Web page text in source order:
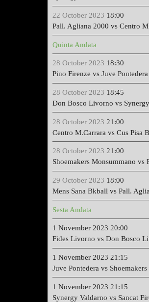
22 October 2023 18:00
Pall. Agliana 2000 vs Centro
Quinta Andata
28 October 2023 18:30
Pino Firenze vs Juve Pontedera
28 October 2023 18:45
Don Bosco Livorno vs
28 October 2023 21:00
Centro M.Carrara vs Cus Pisa
28 October 2023 21:00
Shoemakers Monsummano vs
29 October 2023 18:00
Mens Sana Bkball vs Pall.
Sesta Andata
1 November 2023 20:00
Fides Livorno vs Don Bosco
1 November 2023 21:15
Juve Pontedera vs
1 November 2023 21:15
Synergy Valdarno vs Sancat